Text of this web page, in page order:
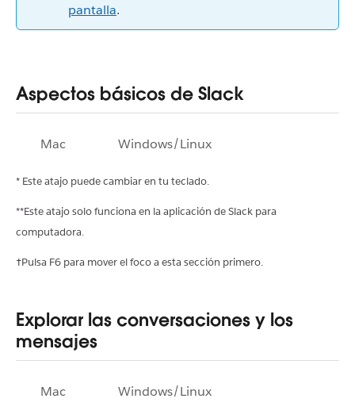
pantalla.
Aspectos básicos de Slack
Mac Windows/Linux
* Este atajo puede cambiar en tu teclado.
**Este atajo solo funciona en la aplicación de Slack para
computadora.
†Pulsa F6 para mover el foco a esta sección primero.
Explorar las conversaciones y los
mensajes
Mac Windows/Linux